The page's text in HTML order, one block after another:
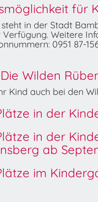
für
in der Stadt
Weitere
0951 87-
Wilden
Kind auch bei den
in der
in der
ab
im